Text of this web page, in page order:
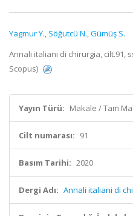
Yagmur Y., Söğutcü N.,Gümüş S.
Annali italiani di chirurgia, cilt.91,
Scopus)
Yayın Türü: Makale / Tam
Cilt numarası: 91
Basım Tarihi: 2020
Dergi Adı: Annali italiani di